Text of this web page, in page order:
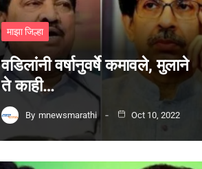
माझा जिल्हा
वडिलांनी वर्षानुवर्षे कमावले, मुलाने
ते काही…
By mnewsmarathi Oct 10, 2022